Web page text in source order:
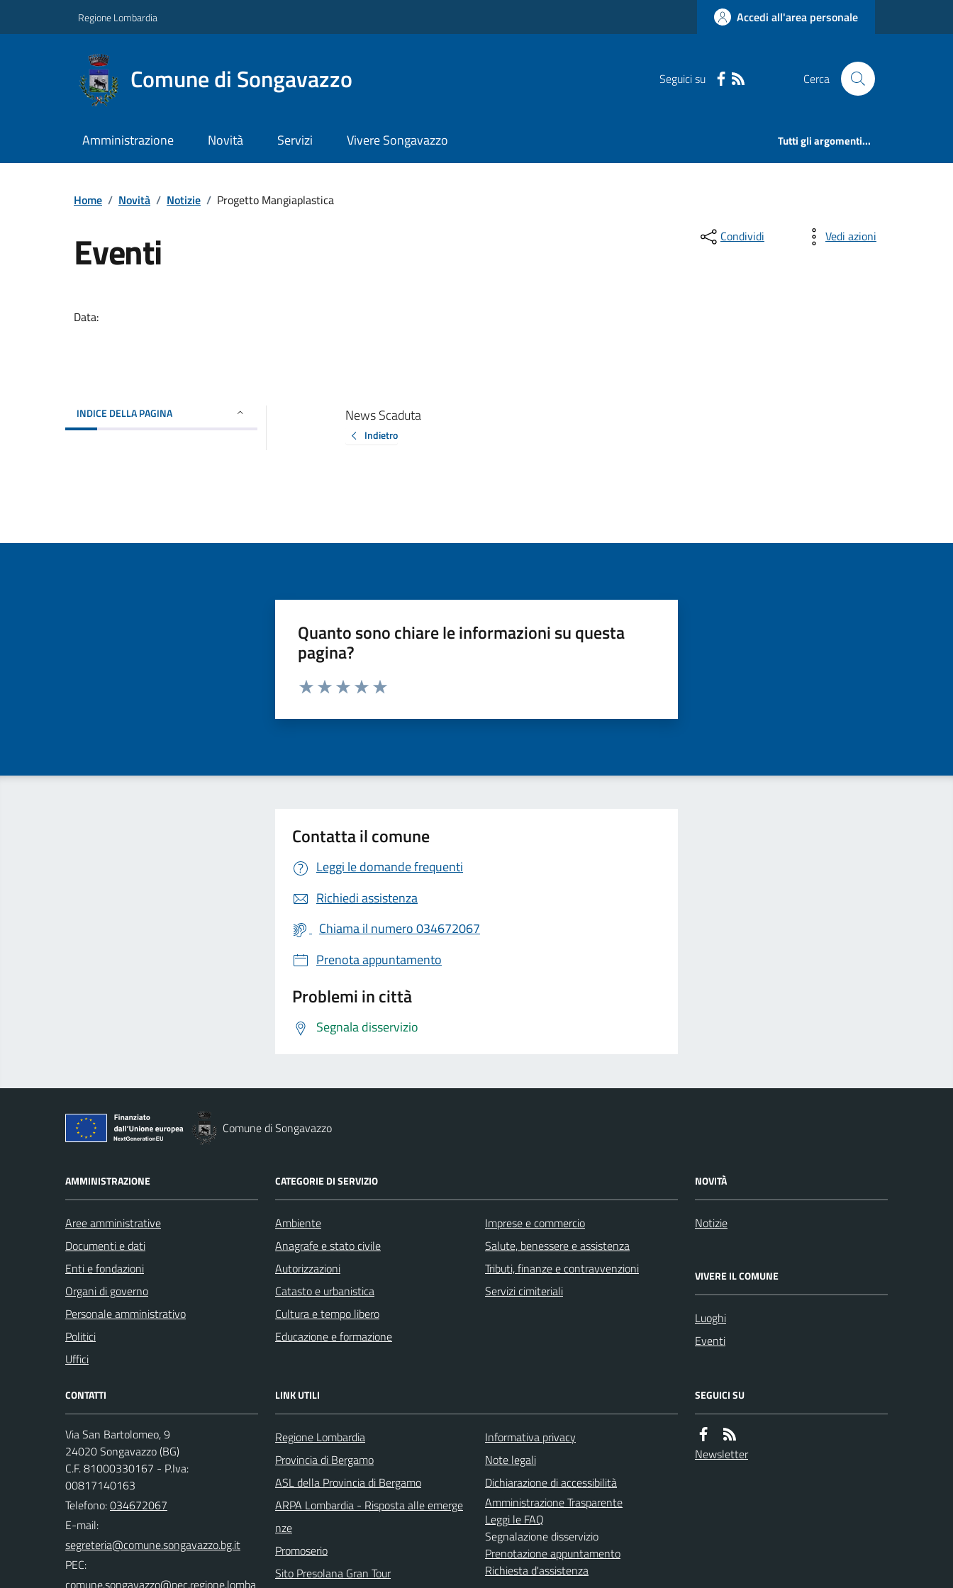
Regione Lombardia Accedi all'area personale
Comune di Songavazzo Seguici su Cerca
Amministrazione Novità Servizi Vivere Songavazzo Tutti gli argomenti...
Home / Novità / Notizie / Progetto Mangiaplastica
Eventi
Data:
Condividi Vedi azioni
INDICE DELLA PAGINA News Scaduta
Indietro
Quanto sono chiare le informazioni su questa
pagina?
Valuta da 1 a 5 stelle la pagina
Contatta il comune
Leggi le domande frequenti
Richiedi assistenza
Chiama il numero 034672067
Prenota appuntamento
Problemi in città
Segnala disservizio
Comune di Songavazzo
AMMINISTRAZIONE
Aree amministrative
Documenti e dati
Enti e fondazioni
Organi di governo
Personale amministrativo
Politici
Uffici
CATEGORIE DI SERVIZIO
Ambiente
Anagrafe e stato civile
Autorizzazioni
Catasto e urbanistica
Cultura e tempo libero
Educazione e formazione
Imprese e commercio
Salute, benessere e assistenza
Tributi, finanze e contravvenzioni
Servizi cimiteriali
NOVITÀ
Notizie
VIVERE IL COMUNE
Luoghi
Eventi
CONTATTI
Via San Bartolomeo, 9
24020 Songavazzo (BG)
C.F. 81000330167 - P.Iva:
00817140163
Telefono:034672067
E-mail:
PEC:
LINK UTILI
Regione Lombardia
Provincia di Bergamo
ASL della Provincia di Bergamo
ARPA Lombardia - Risposta alle emerge
nze
Promoserio
Sito Presolana Gran Tour
Informativa privacy
Note legali
Dichiarazione di accessibilità
Amministrazione Trasparente
Leggi le FAQ
Segnalazione disservizio
Prenotazione appuntamento
Richiesta d'assistenza
SEGUICI SU
Newsletter